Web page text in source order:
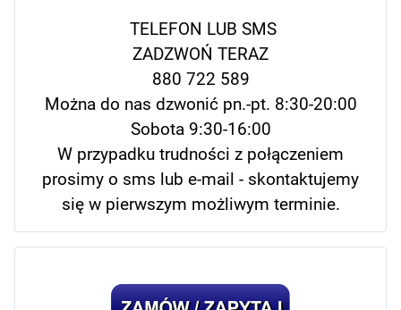
TELEFON LUB SMS
ZADZWOŃ TERAZ
880 722 589
Można do nas dzwonić pn.-pt. 8:30-20:00
Sobota 9:30-16:00
W przypadku trudności z połączeniem
prosimy o sms lub e-mail - skontaktujemy
się w pierwszym możliwym terminie.